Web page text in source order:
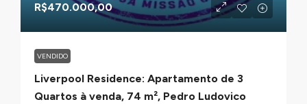
R$470.000,00
VENDIDO
Liverpool Residence: Apartamento de 3
Quartos à venda, 74 m², Pedro Ludovico